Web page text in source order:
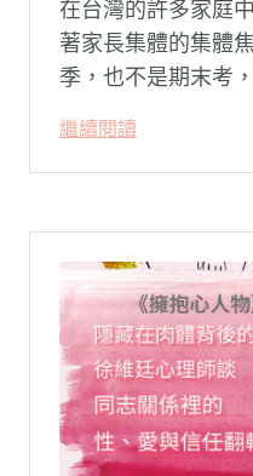
在台灣的許多家庭
著家長集體的集體
季，也不是期末考
家庭，原本由學校
任，瞬間全數倒回
繼續閱讀